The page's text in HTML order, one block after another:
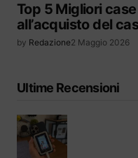
Top 5 Migliori
all’acquisto del
by Redazione2 Maggio 2026
Ultime Recensioni